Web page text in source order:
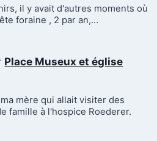
il y avait d'autres moments où
foraine , 2 par an,…
Place Museux et église
mère qui allait visiter des
famille à l'hospice Roederer.